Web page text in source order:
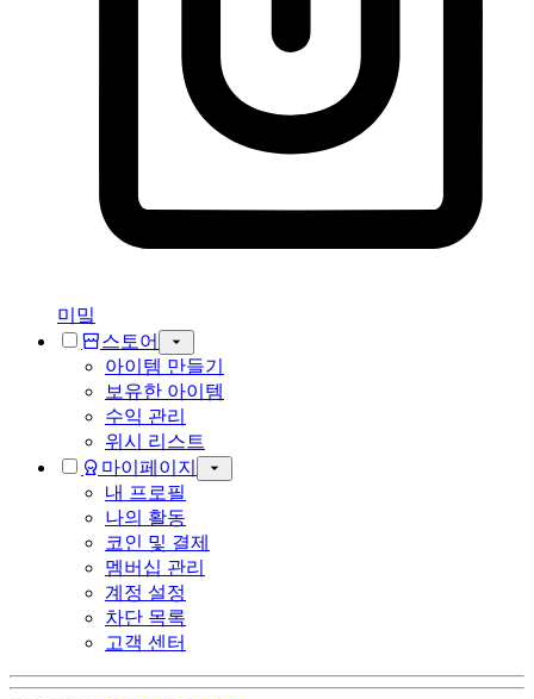
미밐
스토어
아이템 만들기
보유한 아이템
수익 관리
위시 리스트
마이페이지
내 프로필
나의 활동
코인 및 결제
멤버십 관리
계정 설정
차단 목록
고객 센터